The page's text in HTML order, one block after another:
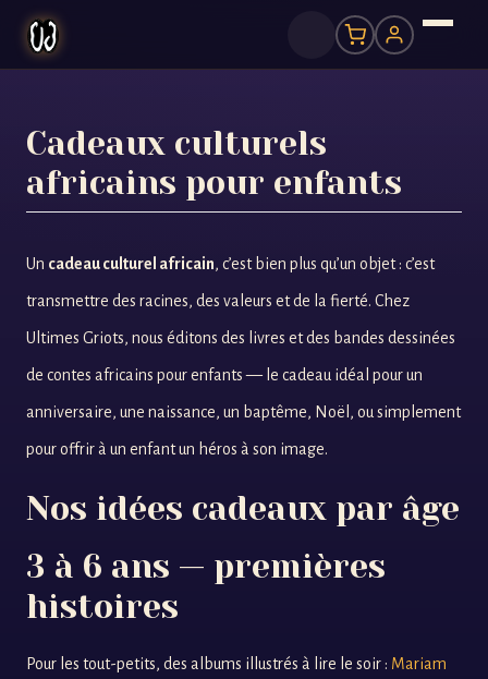
Cadeaux culturels
africains pour enfants
Un cadeau culturel africain, c’est bien plus qu’un objet : c’est
transmettre des racines, des valeurs et de la fierté. Chez
Ultimes Griots, nous éditons des livres et des bandes dessinées
de contes africains pour enfants — le cadeau idéal pour un
anniversaire, une naissance, un baptême, Noël, ou simplement
pour offrir à un enfant un héros à son image.
Nos idées cadeaux par âge
3 à 6 ans — premières
histoires
Pour les tout-petits, des albums illustrés à lire le soir : Mariam